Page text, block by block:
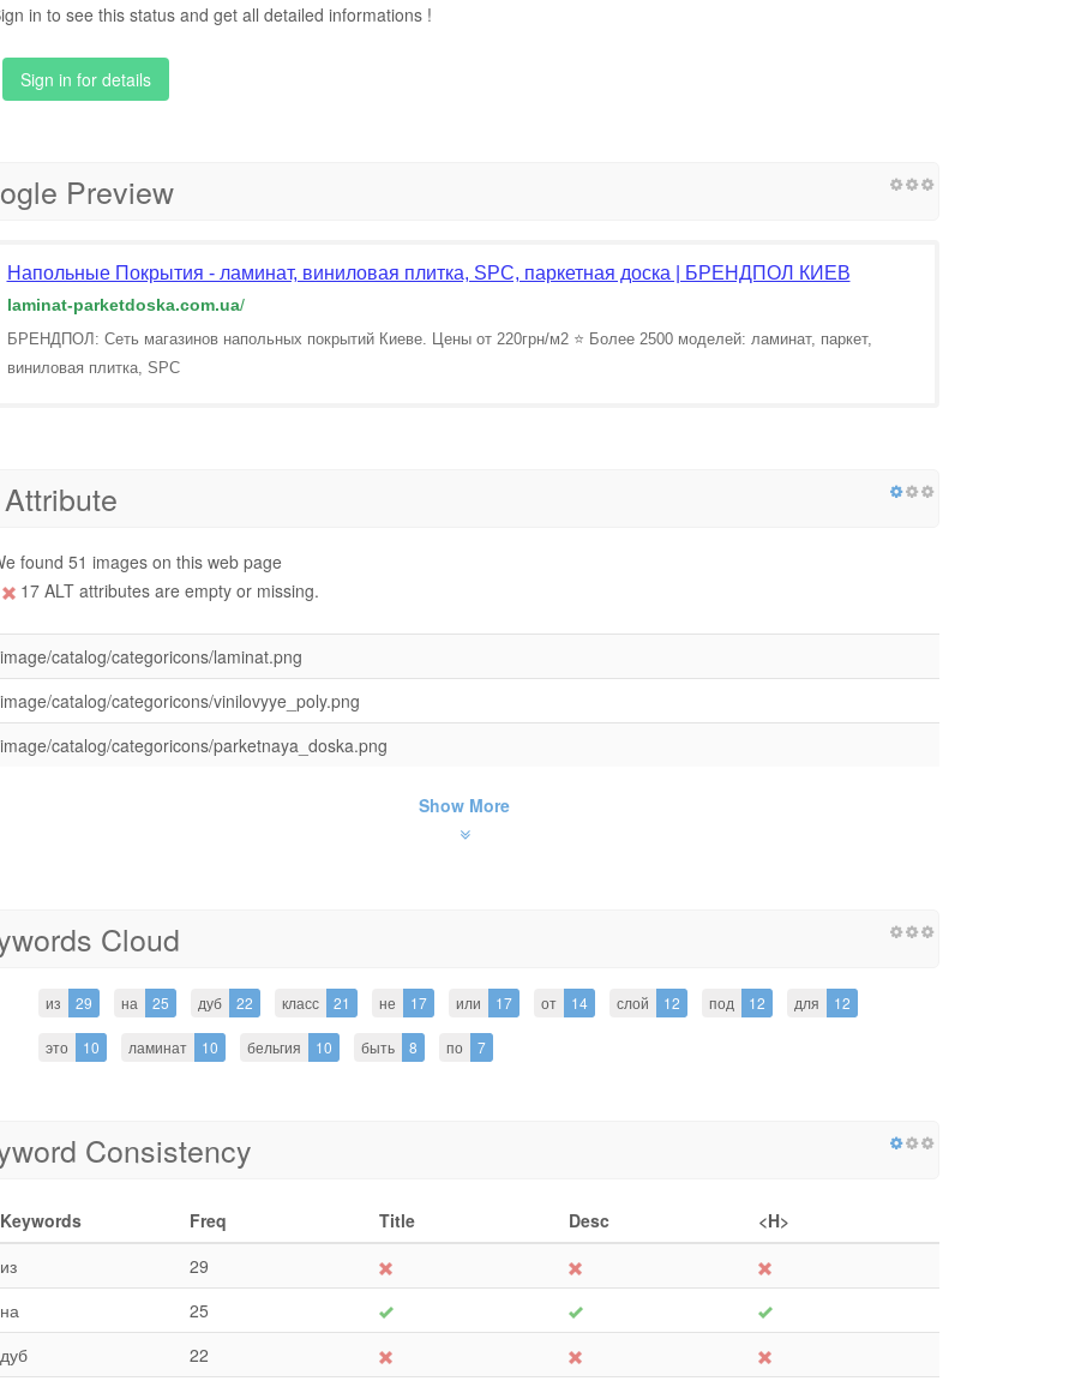
in to see this status and get all detailed informations !
Sign in for details
Preview
Напольные Покрытия - ламинат, виниловая плитка, SPC, паркетная доска | БРЕНДПОЛ КИЕВ
laminat-parketdoska.com.ua/
БРЕНДПОЛ: Сеть магазинов напольных покрытий Киеве. Цены от 220грн/м2 ⭐️ Более 2500 моделей: ламинат, паркет,
виниловая плитка, SPC
found 51 images on this web page
17 ALT attributes are empty or missing.
image/catalog/categoricons/laminat.png
image/catalog/categoricons/vinilovyye_poly.png
image/catalog/categoricons/parketnaya_doska.png
Show More
Cloud
из 29 на 25 дуб 22 класс 21 не 17 или 17 от 14 слой 12 под 12 для 12
это 10 ламинат 10 бельгия 10 быть 8 по 7
Consistency
Keywords Freq Title Desc
<H>
из
29
на
25
дуб
22